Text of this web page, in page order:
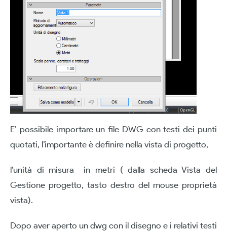
E’ possibile importare un file DWG con testi dei punti
quotati, l’importante è definire nella vista di progetto,
l’unità di misura in metri ( dalla scheda Vista del
Gestione progetto, tasto destro del mouse proprietà
vista).
Dopo aver aperto un dwg con il disegno e i relativi testi